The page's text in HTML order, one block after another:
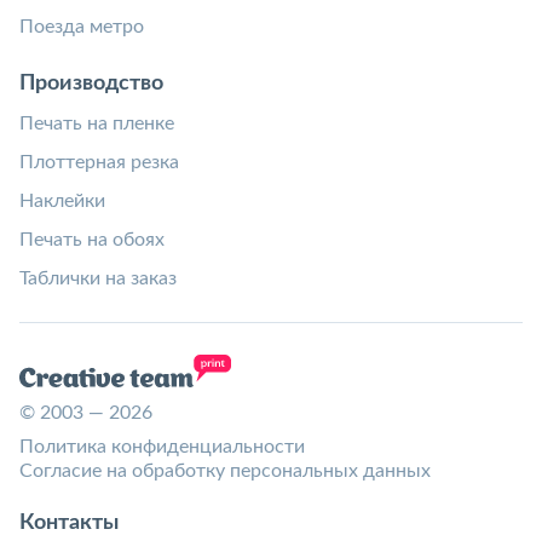
Поезда метро
Производство
Печать на пленке
Плоттерная резка
Наклейки
Печать на обоях
Таблички на заказ
© 2003 — 2026
Политика конфиденциальности
Согласие на обработку персональных данных
Контакты